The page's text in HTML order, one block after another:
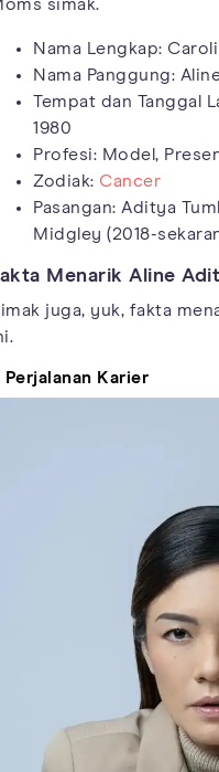
simak.
Nama Lengkap:
Nama Panggung:
Tempat dan Tanggal
1980
Profesi: Model,
Zodiak: Cancer
Pasangan: Aditya
Midgley (2018-
Menarik Aline
juga, yuk, fakta
Perjalanan Karier